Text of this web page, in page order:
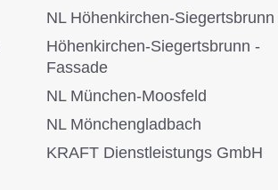
NL Höhenkirchen-Siegertsbrunn
Höhenkirchen-Siegertsbrunn -
Fassade
NL München-Moosfeld
NL Mönchengladbach
KRAFT Dienstleistungs GmbH